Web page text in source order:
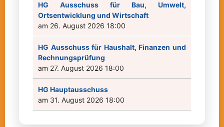
HG Ausschuss für Bau, Umwelt,
Ortsentwicklung und Wirtschaft
am 26. August 2026 18:00
HG Ausschuss für Haushalt, Finanzen und
Rechnungsprüfung
am 27. August 2026 18:00
HG Hauptausschuss
am 31. August 2026 18:00